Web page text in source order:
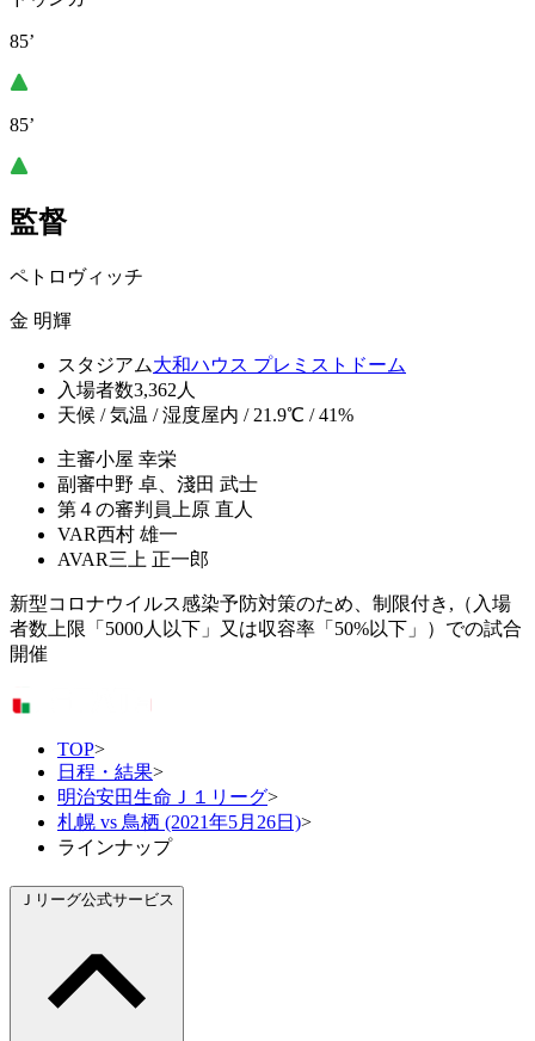
85’
85’
監督
ペトロヴィッチ
金 明輝
スタジアム大和ハウス プレミストドーム
入場者数3,362人
天候 / 気温 / 湿度屋内 / 21.9℃ / 41%
主審小屋 幸栄
副審中野 卓、淺田 武士
第４の審判員 上原 直人
VAR西村 雄一
AVAR三上 正一郎
新型コロナウイルス感染予防対策のため、制限付き,（入場
者数上限「5000人以下」又は収容率「50%以下」）での試合
開催
TOP>
日程・結果>
明治安田生命Ｊ１リーグ>
札幌 vs 鳥栖 (2021年5月26日)>
ラインナップ
Ｊリーグ公式サービス